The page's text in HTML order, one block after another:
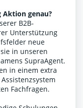
Aktion genau?
B2B-
Unterstützung
neue
in unseren
SupraAgent.
in einem extra
Fachfragen.